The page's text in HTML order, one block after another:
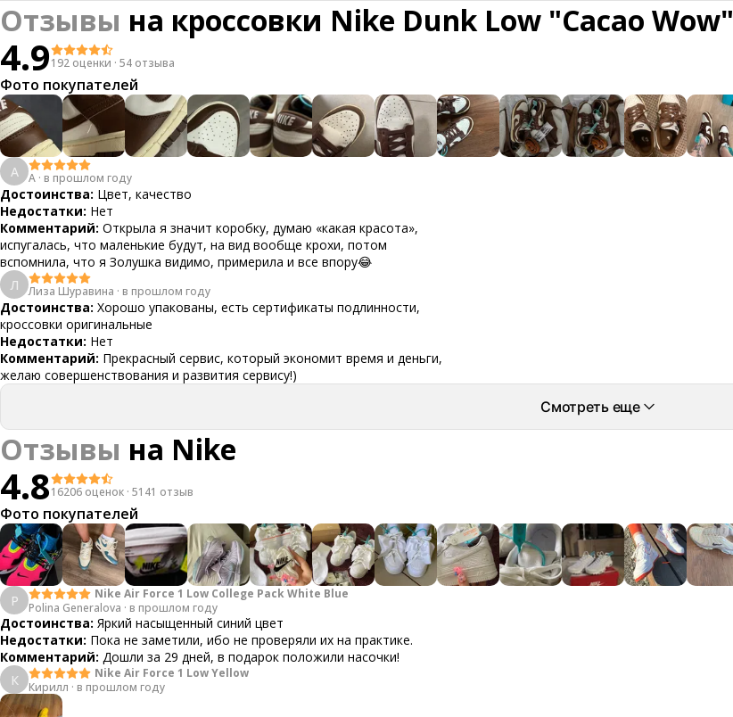
Отзывы на кроссовки Nike Dunk Low "Cacao Wow"
4.9192 оценки · 54 отзыва
Фото покупателей
А А · в прошлом году
Достоинства: Цвет, качество
Недостатки: Нет
Комментарий: Открыла я значит коробку, думаю «какая красота»,
испугалась, что маленькие будут, на вид вообще крохи, потом
вспомнила, что я Золушка видимо, примерила и все впору😂
Л
Лиза Шуравина · в прошлом году
Достоинства: Хорошо упакованы, есть сертификаты подлинности,
кроссовки оригинальные
Недостатки: Нет
Комментарий: Прекрасный сервис, который экономит время и деньги,
желаю совершенствования и развития сервису!)
Смотреть еще
Отзывы на Nike
4.816206 оценок · 5141 отзыв
Фото покупателей
P
Nike Air Force 1 Low College Pack White Blue
Polina Generalova · в прошлом году
Достоинства: Яркий насыщенный синий цвет
Недостатки: Пока не заметили, ибо не проверяли их на практике.
Комментарий: Дошли за 29 дней, в подарок положили насочки!
К
Nike Air Force 1 Low Yellow
Кирилл · в прошлом году